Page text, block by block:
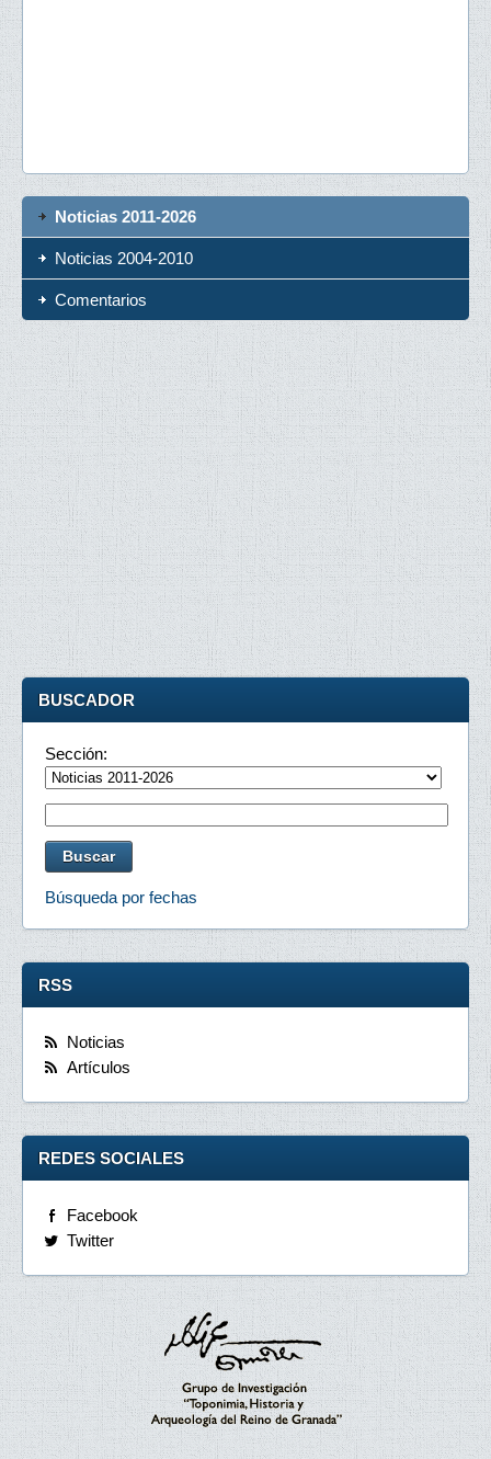
Noticias 2011-2026
Noticias 2004-2010
Comentarios
BUSCADOR
Sección:
Búsqueda por fechas
RSS
Noticias
Artículos
REDES SOCIALES
Facebook
Twitter